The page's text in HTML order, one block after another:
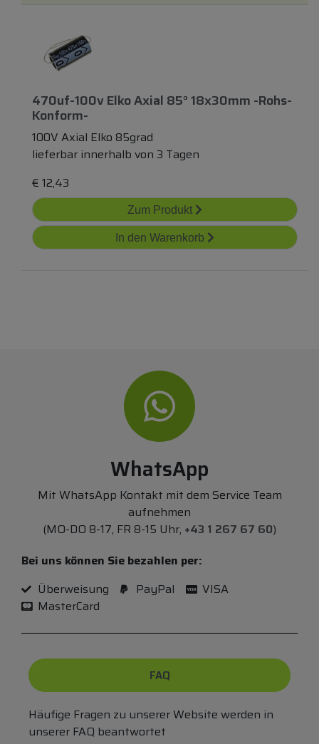
470uf-100v Elko Axial 85° 18x30mm -rohs-
Konform-
100V Axial Elko 85grad
lieferbar innerhalb von 3 Tagen
€ 12,43
Zum Produkt
In den Warenkorb
WhatsApp
Mit WhatsApp Kontakt mit dem Service Team
aufnehmen
(MO-DO 8-17, FR 8-15 Uhr, +43 1 267 67 60)
Bei uns können Sie bezahlen per:
Überweisung
PayPal
VISA
MasterCard
FAQ
Häufige Fragen zu unserer Website werden in
unserer FAQ beantwortet